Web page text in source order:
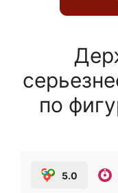
по
5.0